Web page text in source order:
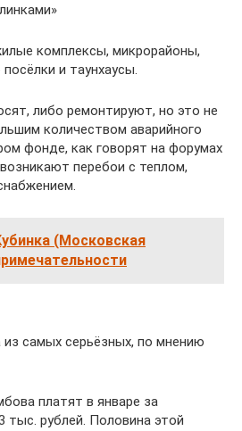
комплексы, микрорайоны,
и таунхаусы.
либо ремонтируют, но это не
количеством аварийного
фонде, как говорят на форумах
перебои с теплом,
(Московская
самых серьёзных, по мнению
платят в январе за
тыс. рублей. Половина этой